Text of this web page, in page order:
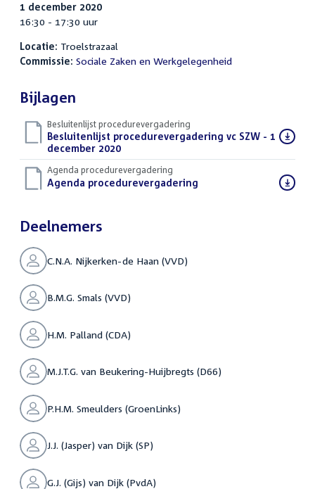
1 december 2020
16:30 - 17:30 uur
Locatie: Troelstrazaal
Commissie: Sociale Zaken en Werkgelegenheid
Bijlagen
Besluitenlijst procedurevergadering
Download
bestand:
Besluitenlijst procedurevergadering vc SZW - 1
december 2020(PDF)
Agenda procedurevergadering
Download
Agenda procedurevergadering
Deelnemers
C.N.A. Nijkerken-de Haan (VVD)
B.M.G. Smals (VVD)
H.M. Palland (CDA)
M.J.T.G. van Beukering-Huijbregts (D66)
P.H.M. Smeulders (GroenLinks)
J.J. (Jasper) van Dijk (SP)
G.J. (Gijs) van Dijk (PvdA)